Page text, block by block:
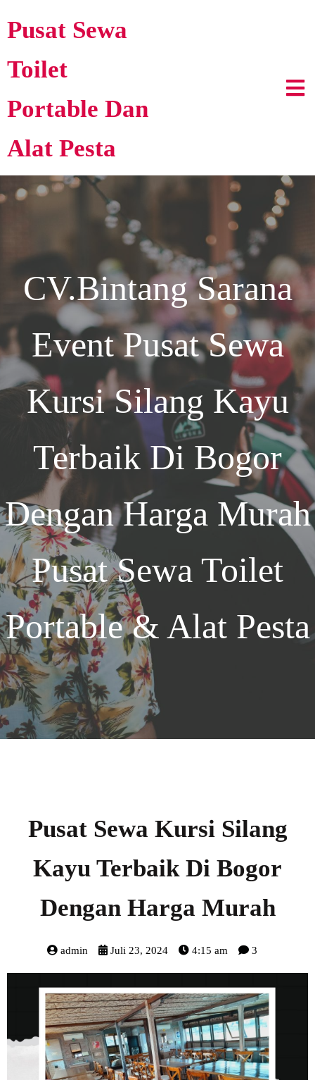
Pusat Sewa
Toilet
Portable Dan
Alat Pesta
CV.Bintang Sarana
EventPusat Sewa
Kursi Silang Kayu
Terbaik Di Bogor
Dengan Harga Murah
Pusat Sewa Toilet
Portable & Alat Pesta
Pusat Sewa Kursi Silang
Kayu Terbaik Di Bogor
Dengan Harga Murah
admin Juli 23, 2024 4:15 am 3